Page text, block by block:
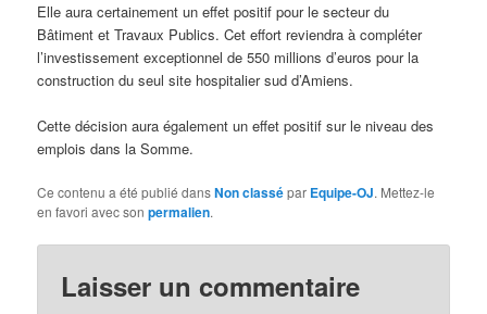
Elle aura certainement un effet positif pour le secteur du
Bâtiment et Travaux Publics. Cet effort reviendra à compléter
l’investissement exceptionnel de 550 millions d’euros pour la
construction du seul site hospitalier sud d’Amiens.
Cette décision aura également un effet positif sur le niveau des
emplois dans la Somme.
Ce contenu a été publié dansNon classépar Equipe-OJ. Mettez-le
en favori avec sonpermalien.
Laisser un commentaire